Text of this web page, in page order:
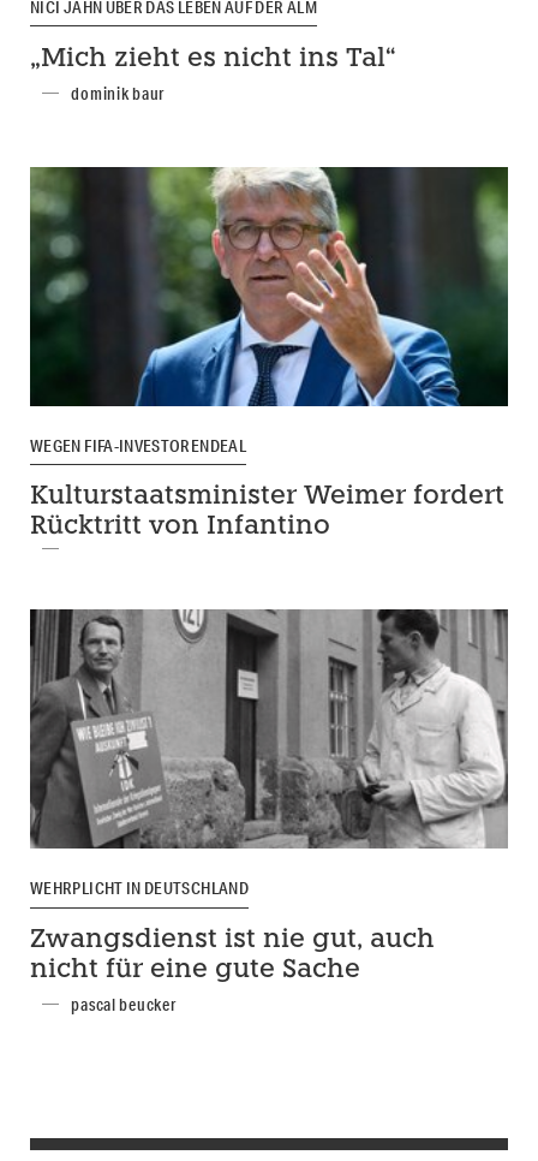
NICI JAHN ÜBER DAS LEBEN AUF DER ALM
„Mich zieht es nicht ins Tal“
dominik baur
WEGEN FIFA-INVESTORENDEAL
Kulturstaatsminister Weimer fordert
Rücktritt von Infantino
WEHRPLICHT IN DEUTSCHLAND
Zwangsdienst ist nie gut, auch
nicht für eine gute Sache
pascal beucker